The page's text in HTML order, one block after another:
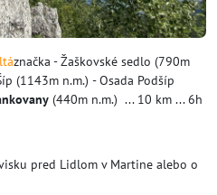
značka - Žaškovské sedlo (790m
(1143m n.m.) - Osada Podšíp
(440m n.m.) ... 10 km ... 6h
pred Lidlom v Martine alebo o